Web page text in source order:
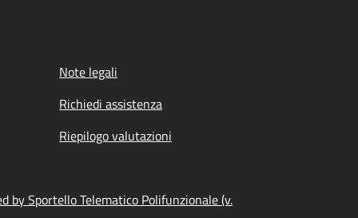
Note legali
Richiedi assistenza
Riepilogo valutazioni
by Sportello Telematico Polifunzionale (v.